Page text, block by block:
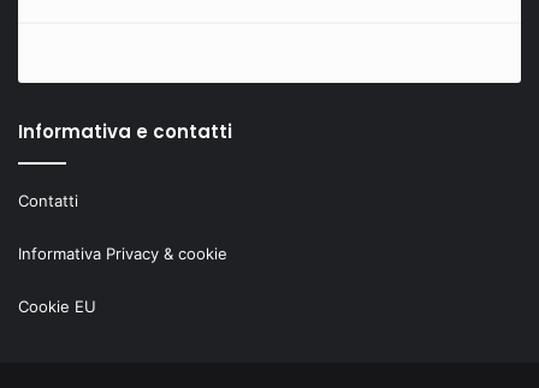
Informativa e contatti
Contatti
Informativa Privacy & cookie
Cookie EU